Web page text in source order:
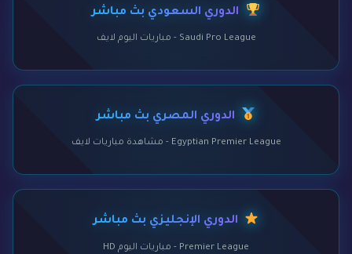
الدوري السعودي بث مباشر
Saudi Pro League - مباريات اليوم لايف
الدوري المصري بث مباشر
Egyptian Premier League - مشاهدة مباريات لايف
الدوري الإنجليزي بث مباشر
Premier League - مباريات اليوم HD